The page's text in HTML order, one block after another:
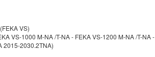
VS)
VS-1000 M-NA /T-NA - FEKA VS-1200 M-NA /T-NA -
2015-2030.2TNA)